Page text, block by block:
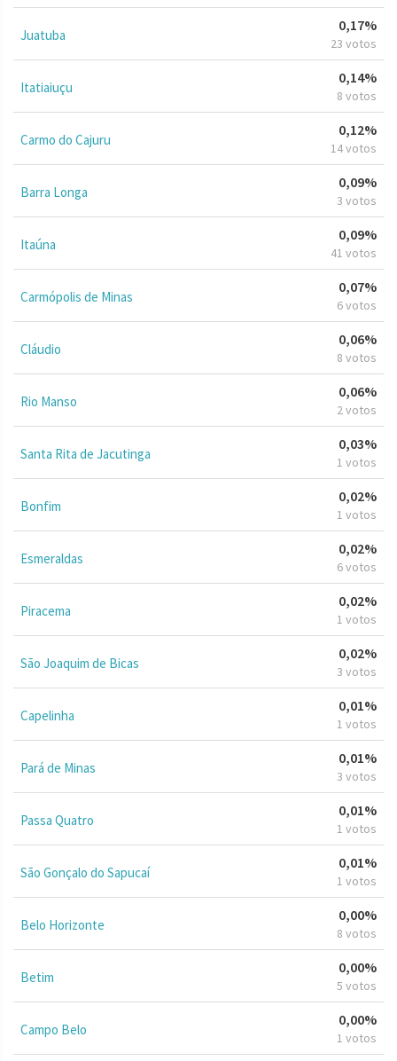
Juatuba
0,17%
23 votos
Itatiaiuçu
0,14%
8 votos
Carmo do Cajuru
0,12%
14 votos
Barra Longa
0,09%
3 votos
Itaúna
0,09%
41 votos
Carmópolis de Minas
0,07%
6 votos
Cláudio
0,06%
8 votos
Rio Manso
0,06%
2 votos
Santa Rita de Jacutinga
0,03%
1 votos
Bonfim
0,02%
1 votos
Esmeraldas
0,02%
6 votos
Piracema
0,02%
1 votos
São Joaquim de Bicas
0,02%
3 votos
Capelinha
0,01%
1 votos
Pará de Minas
0,01%
3 votos
Passa Quatro
0,01%
1 votos
São Gonçalo do Sapucaí
0,01%
1 votos
Belo Horizonte
0,00%
8 votos
Betim
0,00%
5 votos
Campo Belo
0,00%
1 votos